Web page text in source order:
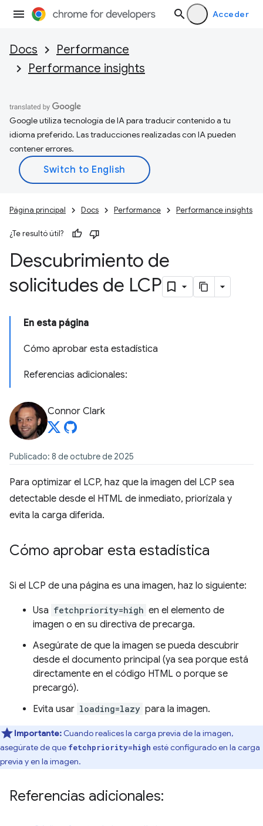
Acceder
Docs
Performance
Performance insights
Google utiliza tecnología de IA para traducir contenido a tu
idioma preferido. Las traducciones realizadas con IA pueden
contener errores.
Página principal Docs Performance Performance insights
¿Te resultó útil?
Descubrimiento de
solicitudes de LCP
En esta página
Cómo aprobar esta estadística
Referencias adicionales:
Connor Clark
Publicado: 8 de octubre de 2025
Para optimizar el LCP, haz que la imagen del LCP sea
detectable desde el HTML de inmediato, priorízala y
evita la carga diferida.
Cómo aprobar esta estadística
Si el LCP de una página es una imagen, haz lo siguiente:
Usa fetchpriority=high en el elemento de
imagen o en su directiva de precarga.
Asegúrate de que la imagen se pueda descubrir
desde el documento principal (ya sea porque está
directamente en el código HTML o porque se
precargó).
Evita usar loading=lazy para la imagen.
Importante: Cuando realices la carga previa de la imagen,
asegúrate de que fetchpriority=high esté configurado en la carga
previa y en la imagen.
Referencias adicionales: